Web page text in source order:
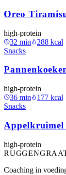
Oreo
high-protein
32 min 288 kcal
Snacks
high-protein
36 min 177 kcal
Snacks
high-protein
Coaching in